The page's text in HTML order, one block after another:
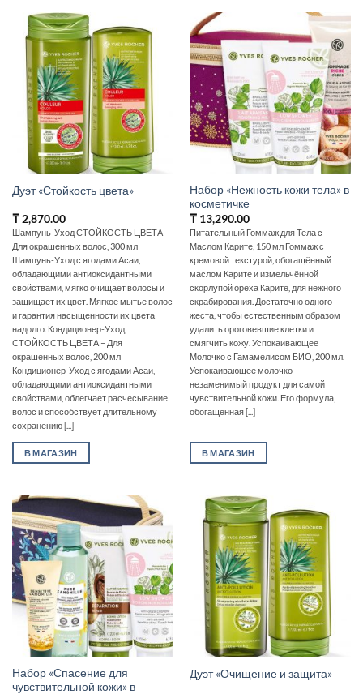
Дуэт «Стойкость цвета»
₸2,870.00
Шампунь-Уход СТОЙКОСТЬ ЦВЕТА –
Для окрашенных волос, 300 мл
Шампунь-Уход с ягодами Асаи,
обладающими антиоксидантными
свойствами, мягко очищает волосы и
защищает их цвет. Мягкое мытье волос
и гарантия насыщенности их цвета
надолго. Кондиционер-Уход
СТОЙКОСТЬ ЦВЕТА – Для
окрашенных волос, 200 мл
Кондиционер-Уход с ягодами Асаи,
обладающими антиоксидантными
свойствами, облегчает расчесывание
волос и способствует длительному
сохранению [...]
В МАГАЗИН
Набор «Нежность кожи тела» в
косметичке
₸13,290.00
Питательный Гоммаж для Тела с
Маслом Карите, 150 мл Гоммаж с
кремовой текстурой, обогащённый
маслом Карите и измельчённой
скорлупой ореха Карите, для нежного
скрабирования. Достаточно одного
жеста, чтобы естественным образом
удалить ороговевшие клетки и
смягчить кожу. Успокаивающее
Молочко с Гамамелисом БИО, 200 мл.
Успокаивающее молочко –
незаменимый продукт для самой
чувствительной кожи. Его формула,
обогащенная [...]
В МАГАЗИН
Набор «Спасение для
чувствительной кожи» в
Дуэт «Очищение и защита»